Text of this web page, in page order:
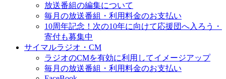
放送番組の編集について
毎月の放送番組・利用料金のお支払い
10周年記念！次の10年に向けて応援団へ入ろう・
寄付も募集中
サイマルラジオ・CM
ラジオのCMを有効に利用してイメージアップ
毎月の放送番組・利用料金のお支払い